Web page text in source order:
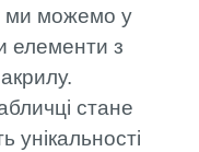
ми можемо у
елементи з
стане
унікальності